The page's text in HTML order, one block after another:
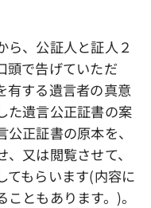
、公証人と証人２
頭で告げていただ
有する遺言者の真意
た遺言公正証書の案
正証書の原本を、
又は閲覧させて、
てもらいます(内容に
ともあります。)。